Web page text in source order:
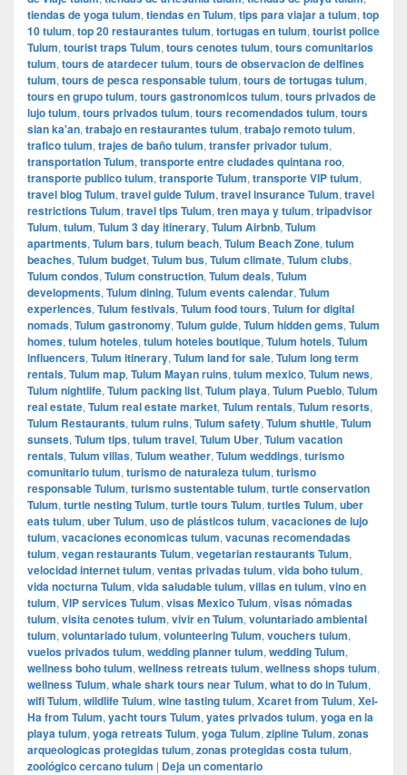
tiendas de yoga tulum, tiendas en Tulum, tips para viajar a tulum, top
10 tulum, top 20 restaurantes tulum, tortugas en tulum, tourist police
Tulum, tourist traps Tulum, tours cenotes tulum, tours comunitarios
tulum, tours de atardecer tulum, tours de observacion de delfines
tulum, tours de pesca responsable tulum, tours de tortugas tulum,
tours en grupo tulum, tours gastronomicos tulum, tours privados de
lujo tulum, tours privados tulum, tours recomendados tulum, tours
sian ka'an, trabajo en restaurantes tulum, trabajo remoto tulum,
trafico tulum, trajes de baño tulum, transfer privador tulum,
transportation Tulum, transporte entre ciudades quintana roo,
transporte publico tulum, transporte Tulum, transporte VIP tulum,
travel blog Tulum, travel guide Tulum, travel insurance Tulum, travel
restrictions Tulum, travel tips Tulum, tren maya y tulum, tripadvisor
Tulum, tulum, Tulum 3 day itinerary, Tulum Airbnb, Tulum
apartments, Tulum bars, tulum beach, Tulum Beach Zone, tulum
beaches, Tulum budget, Tulum bus, Tulum climate, Tulum clubs,
Tulum condos, Tulum construction, Tulum deals, Tulum
developments, Tulum dining, Tulum events calendar, Tulum
experiences, Tulum festivals, Tulum food tours, Tulum for digital
nomads, Tulum gastronomy, Tulum guide, Tulum hidden gems, Tulum
homes, tulum hoteles, tulum hoteles boutique, Tulum hotels, Tulum
influencers, Tulum itinerary, Tulum land for sale, Tulum long term
rentals, Tulum map, Tulum Mayan ruins, tulum mexico, Tulum news,
Tulum nightlife, Tulum packing list, Tulum playa, Tulum Pueblo, Tulum
real estate, Tulum real estate market, Tulum rentals, Tulum resorts,
Tulum Restaurants, tulum ruins, Tulum safety, Tulum shuttle, Tulum
sunsets, Tulum tips, tulum travel, Tulum Uber, Tulum vacation
rentals, Tulum villas, Tulum weather, Tulum weddings, turismo
comunitario tulum, turismo de naturaleza tulum, turismo
responsable Tulum, turismo sustentable tulum, turtle conservation
Tulum, turtle nesting Tulum, turtle tours Tulum, turtles Tulum, uber
eats tulum, uber Tulum, uso de plásticos tulum, vacaciones de lujo
tulum, vacaciones economicas tulum, vacunas recomendadas
tulum, vegan restaurants Tulum, vegetarian restaurants Tulum,
velocidad internet tulum, ventas privadas tulum, vida boho tulum,
vida nocturna Tulum, vida saludable tulum, villas en tulum, vino en
tulum, VIP services Tulum, visas Mexico Tulum, visas nómadas
tulum, visita cenotes tulum, vivir en Tulum, voluntariado ambiental
tulum, voluntariado tulum, volunteering Tulum, vouchers tulum,
vuelos privados tulum, wedding planner tulum, wedding Tulum,
wellness boho tulum, wellness retreats tulum, wellness shops tulum,
wellness Tulum, whale shark tours near Tulum, what to do in Tulum,
wifi Tulum, wildlife Tulum, wine tasting tulum, Xcaret from Tulum, Xel-
Ha from Tulum, yacht tours Tulum, yates privados tulum, yoga en la
playa tulum, yoga retreats Tulum, yoga Tulum, zipline Tulum, zonas
arqueologicas protegidas tulum, zonas protegidas costa tulum,
zoológico cercano tulum | Deja un comentario